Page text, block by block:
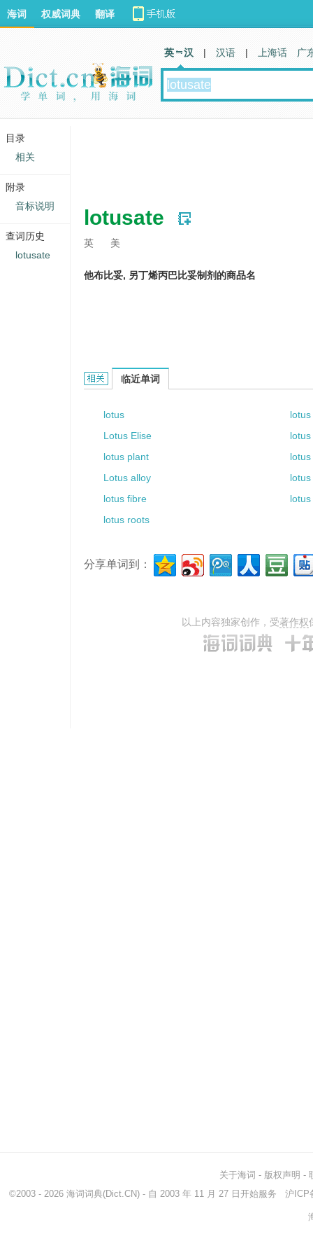
lotusate
英 美
他布比妥, 另丁烯丙巴比妥制剂的商品名
Lotusate的相关资料：
临近单词
lotus
Lotus Elise
lotus plant
Lotus alloy
lotus fibre
lotus roots
分享单词到：
以上内容独家创作，受著作权
海词 权威词典 翻译
英 汉 | 汉语 | 上海话 广
关于海词 - 版权声明 -
©2003 - 2026 海词词典(Dict.CN) - 自 2003 年 11 月 27 日开始服务 沪ICP
目录
相关
附录
音标说明
查词历史
lotusate